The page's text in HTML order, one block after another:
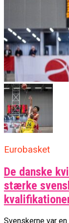
Eurobasket
De danske
stærke
Svenskerne var